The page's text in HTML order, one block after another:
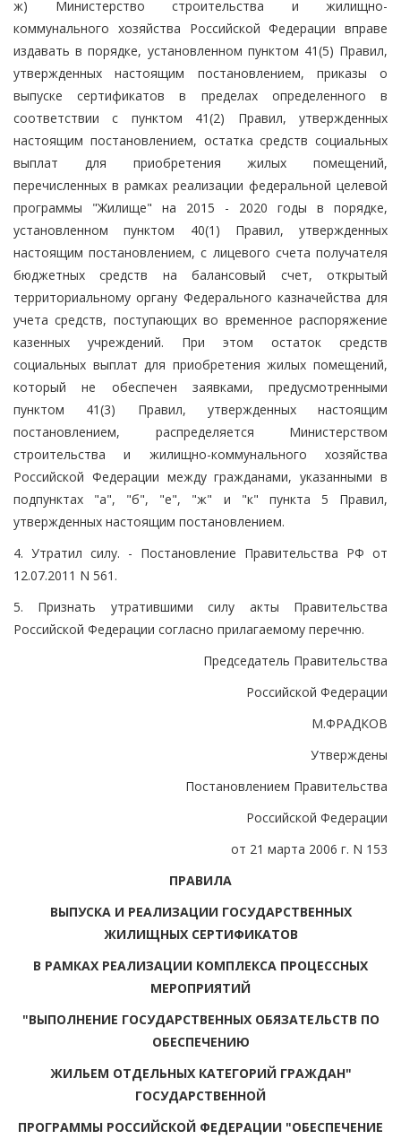
ж) Министерство строительства и жилищно-
коммунального хозяйства Российской Федерации вправе
издавать в порядке, установленном пунктом 41(5) Правил,
утвержденных настоящим постановлением, приказы о
выпуске сертификатов в пределах определенного в
соответствии с пунктом 41(2) Правил, утвержденных
настоящим постановлением, остатка средств социальных
выплат для приобретения жилых помещений,
перечисленных в рамках реализации федеральной целевой
программы "Жилище" на 2015 - 2020 годы в порядке,
установленном пунктом 40(1) Правил, утвержденных
настоящим постановлением, с лицевого счета получателя
бюджетных средств на балансовый счет, открытый
территориальному органу Федерального казначейства для
учета средств, поступающих во временное распоряжение
казенных учреждений. При этом остаток средств
социальных выплат для приобретения жилых помещений,
который не обеспечен заявками, предусмотренными
пунктом 41(3) Правил, утвержденных настоящим
постановлением, распределяется Министерством
строительства и жилищно-коммунального хозяйства
Российской Федерации между гражданами, указанными в
подпунктах "а", "б", "е", "ж" и "к" пункта 5 Правил,
утвержденных настоящим постановлением.
4. Утратил силу. - Постановление Правительства РФ от
12.07.2011 N 561.
5. Признать утратившими силу акты Правительства
Российской Федерации согласно прилагаемому перечню.
Председатель Правительства
Российской Федерации
М.ФРАДКОВ
Утверждены
Постановлением Правительства
Российской Федерации
от 21 марта 2006 г. N 153
ПРАВИЛА
ВЫПУСКА И РЕАЛИЗАЦИИ ГОСУДАРСТВЕННЫХ
ЖИЛИЩНЫХ СЕРТИФИКАТОВ
В РАМКАХ РЕАЛИЗАЦИИ КОМПЛЕКСА ПРОЦЕССНЫХ
МЕРОПРИЯТИЙ
"ВЫПОЛНЕНИЕ ГОСУДАРСТВЕННЫХ ОБЯЗАТЕЛЬСТВ ПО
ОБЕСПЕЧЕНИЮ
ЖИЛЬЕМ ОТДЕЛЬНЫХ КАТЕГОРИЙ ГРАЖДАН"
ГОСУДАРСТВЕННОЙ
ПРОГРАММЫ РОССИЙСКОЙ ФЕДЕРАЦИИ "ОБЕСПЕЧЕНИЕ